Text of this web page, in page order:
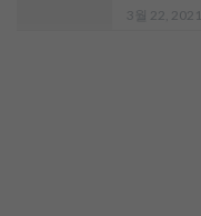
3월 22, 2021